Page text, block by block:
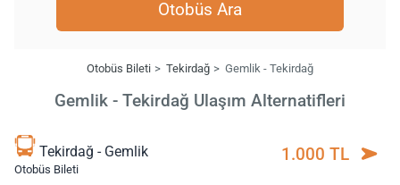
Otobüs Ara
Otobüs Bileti Tekirdağ Gemlik - Tekirdağ
Gemlik - Tekirdağ Ulaşım Alternatifleri
Tekirdağ - Gemlik
Otobüs Bileti
1.000 TL